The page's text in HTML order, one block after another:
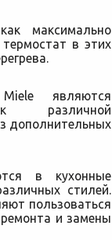
максимально
в этих
являются
различной
дополнительных
в кухонные
стилей.
пользоваться
и замены